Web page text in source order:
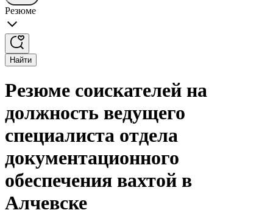
Резюме
Найти
Резюме соискателей на
должность ведущего
специалиста отдела
документационного
обеспечения вахтой в
Алчевске